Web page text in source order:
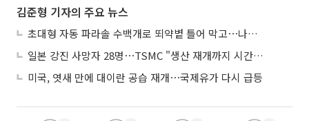
김준형 기자의 주요 뉴스
초대형 자동 파라솔 수백개로 뙤약볕 틀어 막고⋯나라별 폭염 생존법
일본 강진 사망자 28명⋯TSMC "생산 재개까지 시간 필요해"
미국, 엿새 만에 대이란 공습 재개⋯국제유가 다시 급등